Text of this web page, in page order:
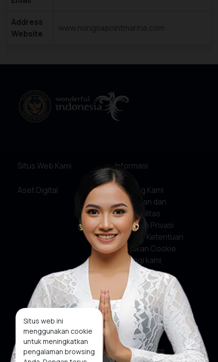
Situs web ini
menggunakan cookie
untuk meningkatkan
pengalaman browsing
Address
Website
www.nongsapointmarina.com
Situs Web Kami
Aset Digital
Informasi
Tentang Kami
Pelayanan dan
Akuntabilitas
Kebijakan Privasi
Syarat & Ketentuan
Kebijakan Cookie
Hubungi kami
Media Sosial
Facebook
X
Instagram